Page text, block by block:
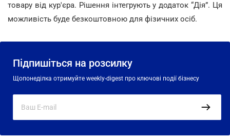
товару від кур'єра. Рішення інтегрують у додаток “Дія”. Ця
можливість буде безкоштовною для фізичних осіб.
Підпишіться на розсилку
Щопонеділка отримуйте weekly-digest про ключові події бізнесу